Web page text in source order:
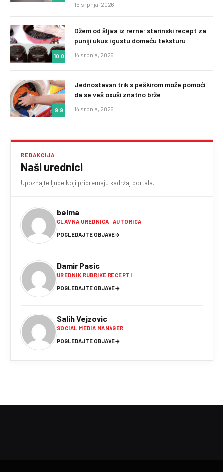
15 srpnja, 2026
10.0
Džem od šljiva iz rerne: starinski recept za
puniji ukus i gustu domaću teksturu
14 srpnja, 2026
9.9
Jednostavan trik s peškirom može pomoći
da se veš osuši znatno brže
14 srpnja, 2026
REDAKCIJA
Naši urednici
Upoznajte ljude koji pripremaju sadržaj portala.
belma
GLAVNA UREDNICA I AUTORICA
POGLEDAJTE OBJAVE→
Damir Pasic
UREDNIK RUBRIKE RECEPTI
POGLEDAJTE OBJAVE→
Salih Vejzovic
SOCIAL MEDIA MANAGER
POGLEDAJTE OBJAVE→